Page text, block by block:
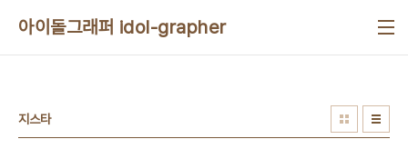
아이돌그래퍼 idol-grapher
지스타